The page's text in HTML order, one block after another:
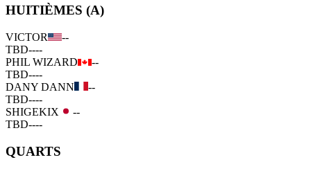
HUITIÈMES (A)
VICTOR
--
TBD----
PHIL WIZARD
--
TBD----
DANY DANN
--
TBD----
SHIGEKIX
--
TBD----
QUARTS